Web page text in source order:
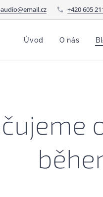
+420 605
Úvod O nás